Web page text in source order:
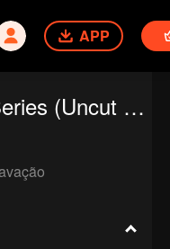
APP
Khemjira The Series (Uncut Ver.)